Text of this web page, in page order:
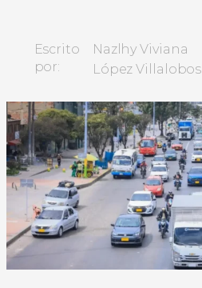
Escrito
por:
Nazlhy Viviana
López Villalobos